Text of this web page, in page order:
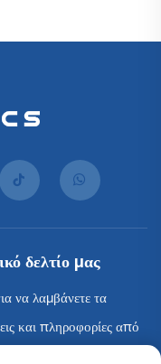
δελτίο μας
να λαμβάνετε τα
και πληροφορίες από